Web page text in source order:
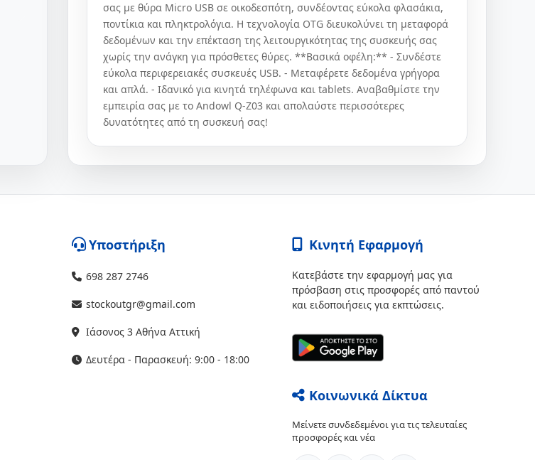
σας με θύρα Micro USB σε οικοδεσπότη, συνδέοντας εύκολα φλασάκια,
ποντίκια και πληκτρολόγια. Η τεχνολογία OTG διευκολύνει τη μεταφορά
δεδομένων και την επέκταση της λειτουργικότητας της συσκευής σας
χωρίς την ανάγκη για πρόσθετες θύρες. **Βασικά οφέλη:** - Συνδέστε
εύκολα περιφερειακές συσκευές USB. - Μεταφέρετε δεδομένα γρήγορα
και απλά. - Ιδανικό για κινητά τηλέφωνα και tablets. Αναβαθμίστε την
εμπειρία σας με το Andowl Q-Z03 και απολαύστε περισσότερες
δυνατότητες από τη συσκευή σας!
Υποστήριξη
698 287 2746
stockoutgr@gmail.com
Ιάσονος 3 Αθήνα Αττική
Δευτέρα - Παρασκευή: 9:00 - 18:00
Κινητή Εφαρμογή
Κατεβάστε την εφαρμογή μας για
πρόσβαση στις προσφορές από παντού
και ειδοποιήσεις για εκπτώσεις.
Κοινωνικά Δίκτυα
Μείνετε συνδεδεμένοι για τις τελευταίες
προσφορές και νέα